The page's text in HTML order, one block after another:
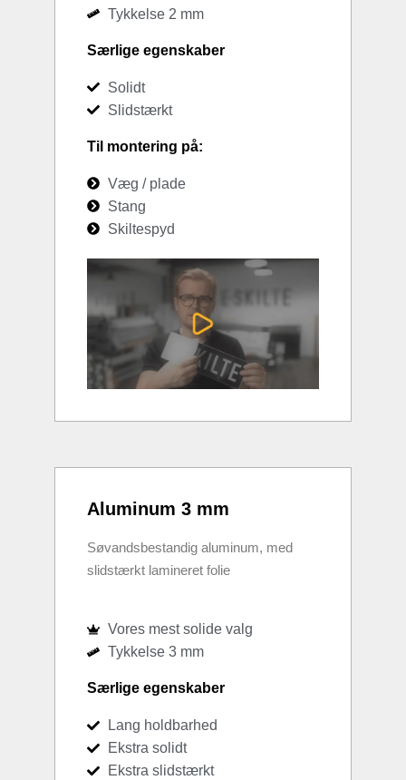
Tykkelse 2 mm
Særlige egenskaber
Solidt
Slidstærkt
Til montering på:
Væg / plade
Stang
Skiltespyd
Aluminum 3 mm
Søvandsbestandig aluminum, med
slidstærkt lamineret folie
Vores mest solide valg
Tykkelse 3 mm
Særlige egenskaber
Lang holdbarhed
Ekstra solidt
Ekstra slidstærkt